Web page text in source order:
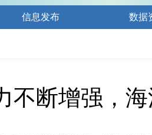
信息发布 数据
不断增强，